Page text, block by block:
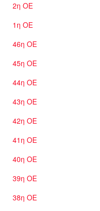
2η ΟΕ
1η ΟΕ
46η ΟΕ
45η ΟΕ
44η ΟΕ
43η ΟΕ
42η ΟΕ
41η ΟΕ
40η ΟΕ
39η ΟΕ
38η ΟΕ